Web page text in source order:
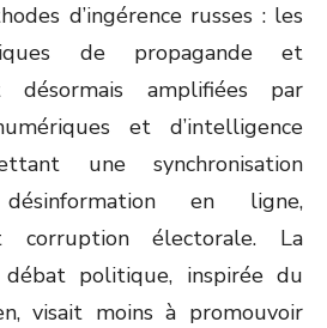
d’ingérence russes : les
de propagande et
désormais amplifiées par
et d’intelligence
une synchronisation
en ligne,
corruption électorale. La
politique, inspirée du
visait moins à promouvoir